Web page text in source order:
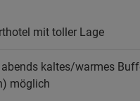
mit toller Lage
kaltes/warmes
möglich